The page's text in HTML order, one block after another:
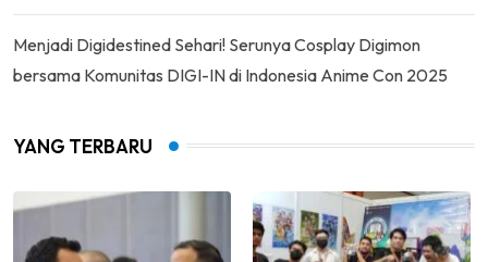
Menjadi Digidestined Sehari! Serunya Cosplay Digimon
bersama Komunitas DIGI-IN di Indonesia Anime Con 2025
YANG TERBARU